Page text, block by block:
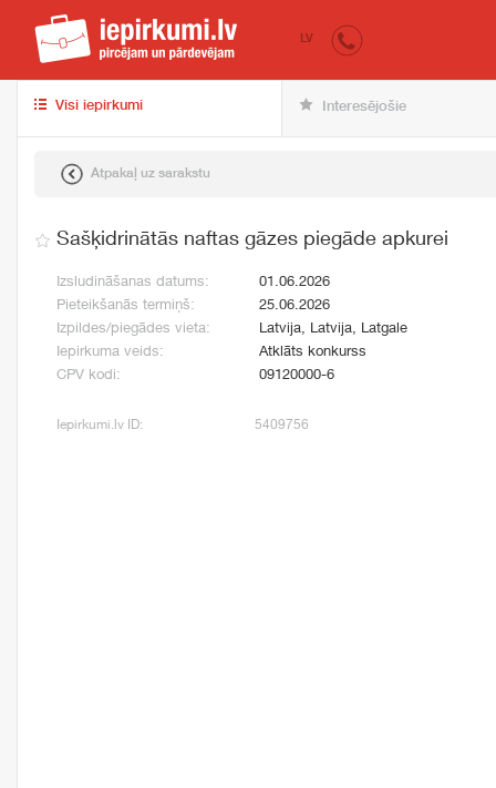
iepirkumi.lv
LV
Visi iepirkumi Interesējošie
Atpakaļ uz sarakstu
Sašķidrinātās naftas gāzes piegāde apkurei
Izsludināšanas datums:
01.06.2026
Pieteikšanās termiņš:
25.06.2026
Izpildes/piegādes vieta:
Latvija, Latvija, Latgale
Iepirkuma veids:
Atklāts konkurss
CPV kodi:
09120000-6
Iepirkumi.lv ID: 5409756